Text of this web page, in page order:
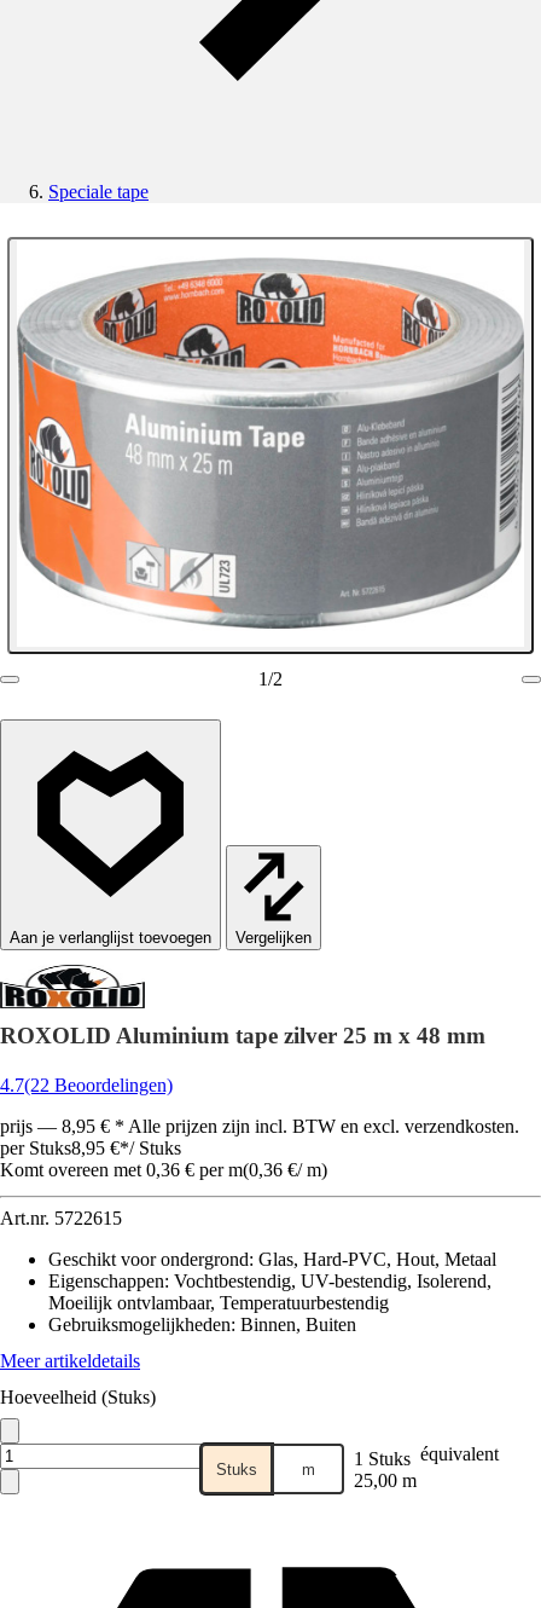
Speciale tape
1/2
Vergelijken
ROXOLID Aluminium tape zilver 25 m x 48 mm
4.7(22 Beoordelingen)
prijs — 8,95 € * Alle prijzen zijn incl. BTW en excl. verzendkosten.
per Stuks8,95 €*/ Stuks
Komt overeen met 0,36 € per m(0,36 €/ m)
Art.nr. 5722615
Geschikt voor ondergrond: Glas, Hard-PVC, Hout, Metaal
Eigenschappen: Vochtbestendig, UV-bestendig, Isolerend,
Moeilijk ontvlambaar, Temperatuurbestendig
Gebruiksmogelijkheden: Binnen, Buiten
Meer artikeldetails
Hoeveelheid (Stuks)
Stuks m 1 Stuks équivalent
25,00 m